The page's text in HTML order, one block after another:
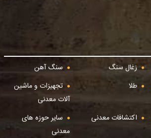
زغال سنگ
سنگ آهن
طلا
تجهیزات و ماشین
آلات معدنی
اکتشافات معدنی
سایر حوزه های
معدنی